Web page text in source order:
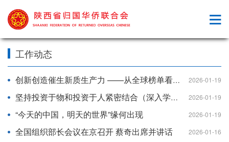
工作动态
创新创造催生新质生产力 ——从全球榜单看中国创新 2026-01-19
坚持投资于物和投资于人紧密结合（深入学习贯彻习近平新时代中国特色社会主义思想） 2026-01-19
“今天的中国，明天的世界”缘何出现 2026-01-19
全国组织部长会议在京召开 蔡奇出席并讲话 2026-01-16